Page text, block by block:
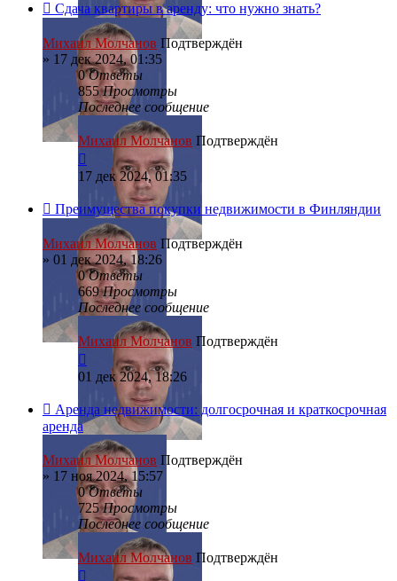
Сдача квартиры в аренду: что нужно знать?
Михаил Молчанов Подтверждён
» 17 дек 2024, 01:35
0Ответы
855Просмотры
Последнее сообщение
Михаил Молчанов Подтверждён
17 дек 2024, 01:35
Преимущества покупки недвижимости в Финляндии
Михаил Молчанов Подтверждён
» 01 дек 2024, 18:26
0Ответы
669Просмотры
Последнее сообщение
Михаил Молчанов Подтверждён
01 дек 2024, 18:26
Аренда недвижимости: долгосрочная и краткосрочная
аренда
Михаил Молчанов Подтверждён
» 17 ноя 2024, 15:57
0Ответы
725Просмотры
Последнее сообщение
Михаил Молчанов Подтверждён